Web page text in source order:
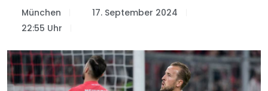
München
17. September 2024
22:55 Uhr